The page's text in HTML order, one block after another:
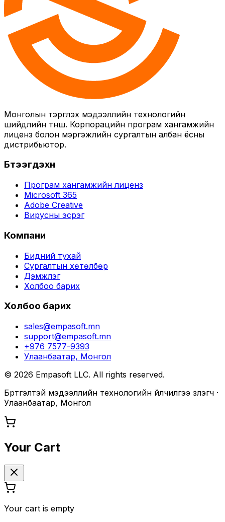
Монголын тэргүүлэх мэдээллийн технологийн
шийдлийн түнш. Корпорацийн програм хангамжийн
лиценз болон мэргэжлийн сургалтын албан ёсны
дистрибьютор.
Бүтээгдэхүүн
Програм хангамжийн лиценз
Microsoft 365
Adobe Creative
Вирусны эсрэг
Компани
Бидний тухай
Сургалтын хөтөлбөр
Дэмжлэг
Холбоо барих
Холбоо барих
sales@empasoft.mn
support@empasoft.mn
+976 7577-9393
Улаанбаатар, Монгол
© 2026 Empasoft LLC. All rights reserved.
Бүртгэлтэй мэдээллийн технологийн үйлчилгээ үзүүлэгч ·
Улаанбаатар, Монгол
Your Cart
Your cart is empty